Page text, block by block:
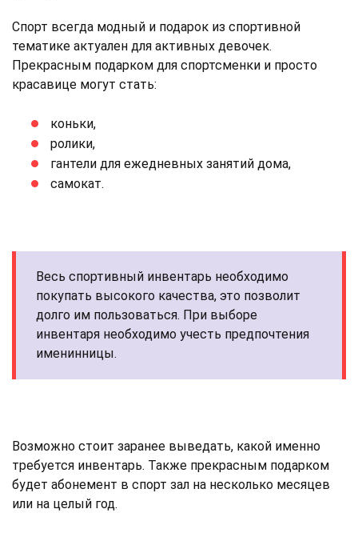
Спорт всегда модный и подарок из спортивной
тематике актуален для активных девочек.
Прекрасным подарком для спортсменки и просто
красавице могут стать:
коньки,
ролики,
гантели для ежедневных занятий дома,
самокат.
Весь спортивный инвентарь необходимо
покупать высокого качества, это позволит
долго им пользоваться. При выборе
инвентаря необходимо учесть предпочтения
именинницы.
Возможно стоит заранее выведать, какой именно
требуется инвентарь. Также прекрасным подарком
будет абонемент в спорт зал на несколько месяцев
или на целый год.